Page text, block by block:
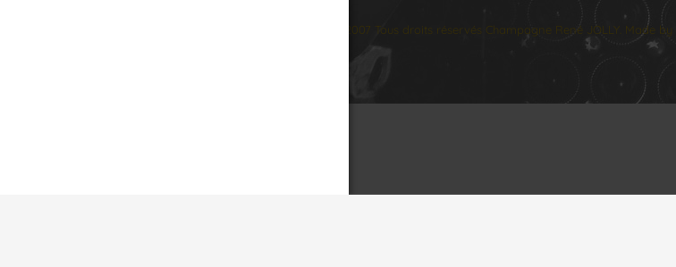
© 2007 Tous droits réservés Champagne René JOLLY. Made by